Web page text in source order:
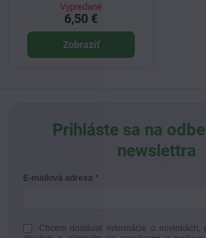
Vypredané
6,50 €
Zobraziť
Prihláste sa na
newslettra
E-mailová adresa
Chcem dostávať informácie o novinkách,